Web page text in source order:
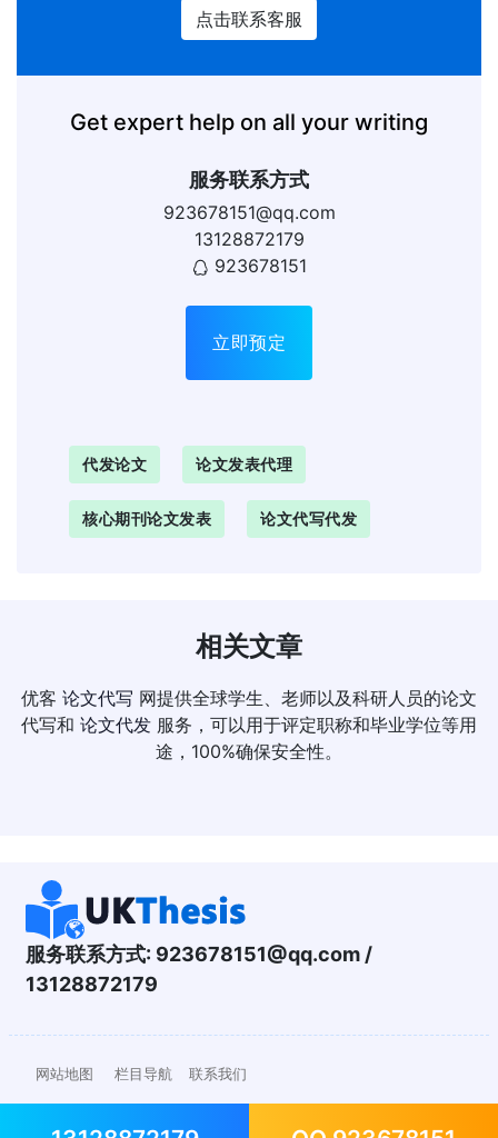
点击联系客服
Get expert help on all your writing
服务联系方式
923678151@qq.com
13128872179
923678151
立即预定
代发论文 论文发表代理
核心期刊论文发表 论文代写代发
相关文章
优客 论文代写 网提供全球学生、老师以及科研人员的论文
代写和 论文代发 服务，可以用于评定职称和毕业学位等用
途，100%确保安全性。
服务联系方式: 923678151@qq.com /
13128872179
网站地图 栏目导航 联系我们